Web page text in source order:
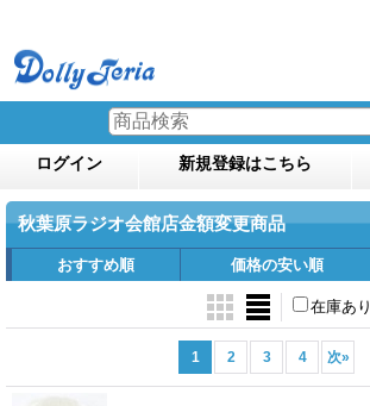
ログイン 新規登録はこちら
秋葉原ラジオ会館店金額変更商品
おすすめ順 価格の安い順
在庫あり
1 2 3 4 次»